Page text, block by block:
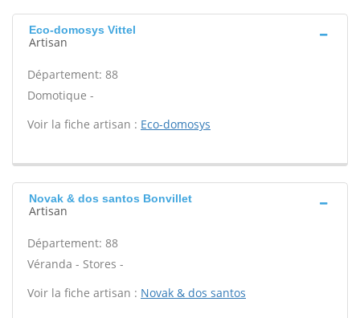
Eco-domosys Vittel
Artisan
Département: 88
Domotique -
Voir la fiche artisan : Eco-domosys
Novak & dos santos Bonvillet
Artisan
Département: 88
Véranda - Stores -
Voir la fiche artisan : Novak & dos santos